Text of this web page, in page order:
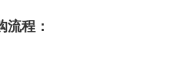
程：